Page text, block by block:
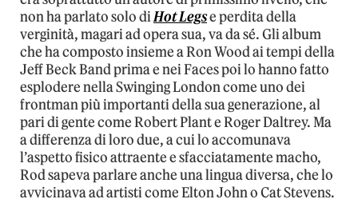
non ha parlato solo diHot Legse perdita della
verginità, magari ad opera sua, va da sé. Gli album
che ha composto insieme a Ron Wood ai tempi della
Jeff Beck Band prima e nei Faces poi lo hanno fatto
esplodere nella Swinging London come uno dei
frontman più importanti della sua generazione, al
pari di gente come Robert Plant e Roger Daltrey. Ma
a differenza di loro due, a cui lo accomunava
l’aspetto fisico attraente e sfacciatamente macho,
Rod sapeva parlare anche una lingua diversa, che lo
avvicinava ad artisti come Elton John o Cat Stevens.